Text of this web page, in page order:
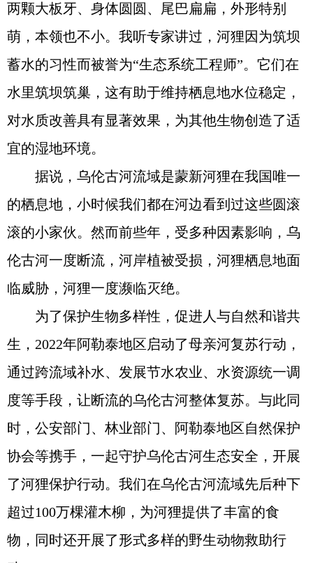
两颗大板牙、身体圆圆、尾巴扁扁，外形特别
萌，本领也不小。我听专家讲过，河狸因为筑坝
蓄水的习性而被誉为“生态系统工程师”。它们在
水里筑坝筑巢，这有助于维持栖息地水位稳定，
对水质改善具有显著效果，为其他生物创造了适
宜的湿地环境。
据说，乌伦古河流域是蒙新河狸在我国唯一
的栖息地，小时候我们都在河边看到过这些圆滚
滚的小家伙。然而前些年，受多种因素影响，乌
伦古河一度断流，河岸植被受损，河狸栖息地面
临威胁，河狸一度濒临灭绝。
为了保护生物多样性，促进人与自然和谐共
生，2022年阿勒泰地区启动了母亲河复苏行动，
通过跨流域补水、发展节水农业、水资源统一调
度等手段，让断流的乌伦古河整体复苏。与此同
时，公安部门、林业部门、阿勒泰地区自然保护
协会等携手，一起守护乌伦古河生态安全，开展
了河狸保护行动。我们在乌伦古河流域先后种下
超过100万棵灌木柳，为河狸提供了丰富的食
物，同时还开展了形式多样的野生动物救助行